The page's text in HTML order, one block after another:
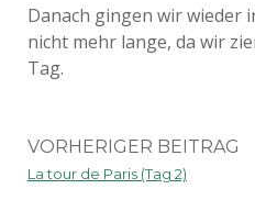
Danach gingen wir wieder
nicht mehr lange, da wir
Tag.
VORHERIGER BEITRAG
La tour de Paris (Tag 2)